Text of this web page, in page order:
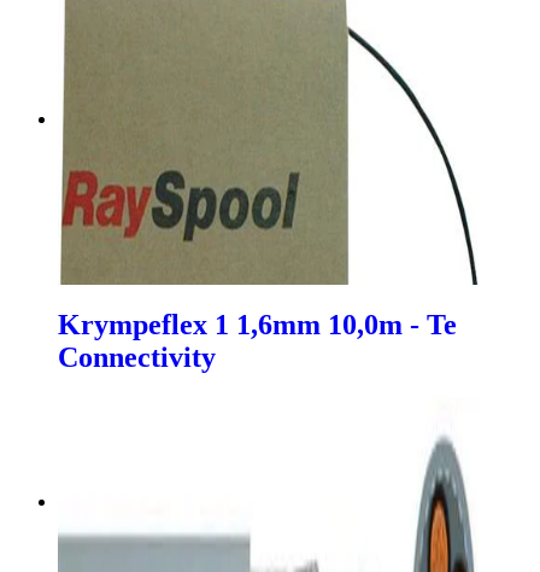
Krympeflex 1 1,6mm 10,0m - Te
Connectivity